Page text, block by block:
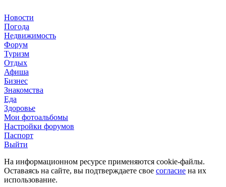
Новости
Погода
Недвижимость
Форум
Туризм
Отдых
Афиша
Бизнес
Знакомства
Еда
Здоровье
Мои фотоальбомы
Настройки форумов
Паспорт
Выйти
На информационном ресурсе применяются cookie-файлы.
Оставаясь на сайте, вы подтверждаете свое согласие на их
использование.